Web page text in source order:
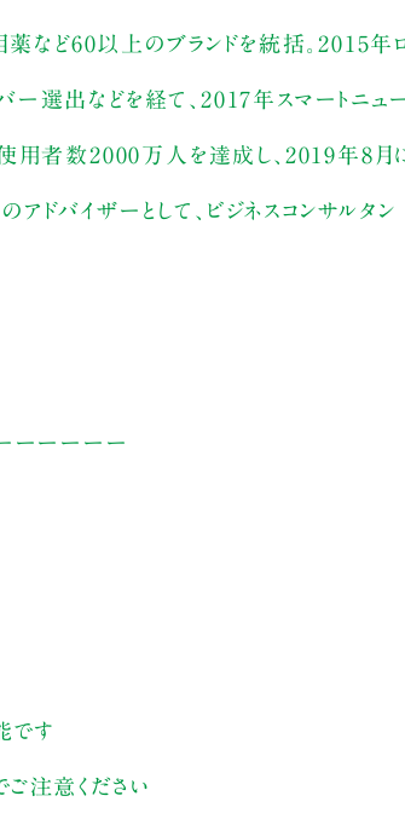
薬など60以上のブランドを統括。2015年
ー選出などを経て、2017年スマートニュ
用者数2000万人を達成し、2019年8月
バイザーとして、ビジネスコンサルタン
ーーーーー
です
ご注意ください